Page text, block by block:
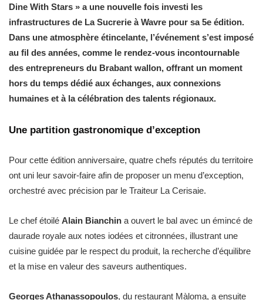
Dine With Stars » a une nouvelle fois investi les
infrastructures de La Sucrerie à Wavre pour sa 5e édition.
Dans une atmosphère étincelante, l’événement s’est imposé
au fil des années, comme le rendez-vous incontournable
des entrepreneurs du Brabant wallon, offrant un moment
hors du temps dédié aux échanges, aux connexions
humaines et à la célébration des talents régionaux.
Une partition gastronomique d’exception
Pour cette édition anniversaire, quatre chefs réputés du territoire
ont uni leur savoir-faire afin de proposer un menu d’exception,
orchestré avec précision par le Traiteur La Cerisaie.
Le chef étoilé Alain Bianchin a ouvert le bal avec un émincé de
daurade royale aux notes iodées et citronnées, illustrant une
cuisine guidée par le respect du produit, la recherche d’équilibre
et la mise en valeur des saveurs authentiques.
Georges Athanassopoulos, du restaurant Màloma, a ensuite